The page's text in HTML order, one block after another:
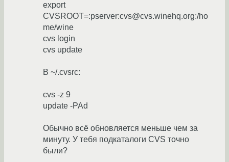
export
CVSROOT=:pserver:cvs@cvs.winehq.org:/ho
me/wine
cvs login
cvs update
В ~/.cvsrc:
cvs -z 9
update -PAd
Обычно всё обновляется меньше чем за
минуту. У тебя подкаталоги CVS точно
были?